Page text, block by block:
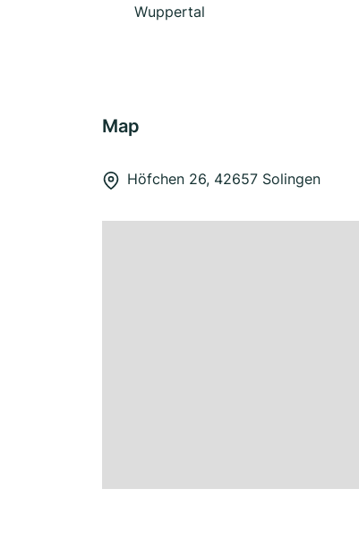
Wuppertal
Map
Höfchen 26, 42657 Solingen